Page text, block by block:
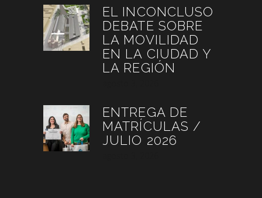
EL INCONCLUSO
DEBATE SOBRE
LA MOVILIDAD
EN LA CIUDAD Y
LA REGIÓN
ENTREGA DE
MATRÍCULAS /
JULIO 2026